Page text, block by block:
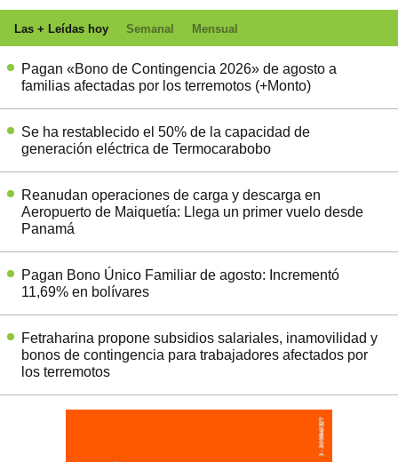
Las + Leídas hoy Semanal Mensual
Pagan «Bono de Contingencia 2026» de agosto a
familias afectadas por los terremotos (+Monto)
Se ha restablecido el 50% de la capacidad de
generación eléctrica de Termocarabobo
Reanudan operaciones de carga y descarga en
Aeropuerto de Maiquetía: Llega un primer vuelo desde
Panamá
Pagan Bono Único Familiar de agosto: Incrementó
11,69% en bolívares
Fetraharina propone subsidios salariales, inamovilidad y
bonos de contingencia para trabajadores afectados por
los terremotos